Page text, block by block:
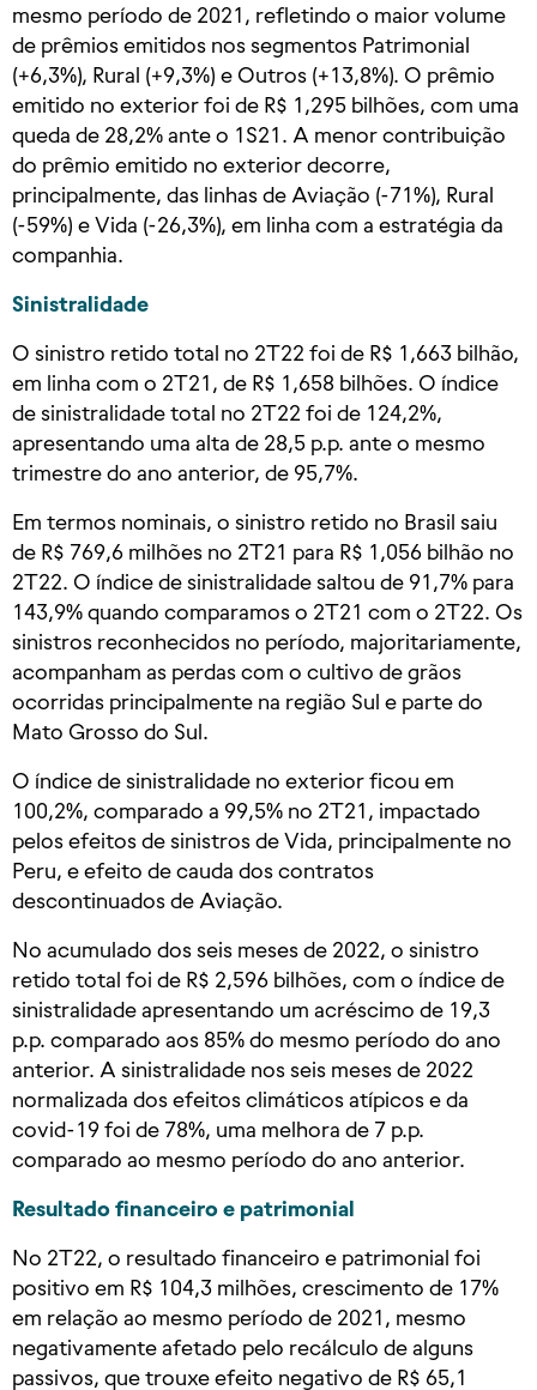
mesmo período de 2021, refletindo o maior volume
de prêmios emitidos nos segmentos Patrimonial
(+6,3%), Rural (+9,3%) e Outros (+13,8%). O prêmio
emitido no exterior foi de R$ 1,295 bilhões, com uma
queda de 28,2% ante o 1S21. A menor contribuição
do prêmio emitido no exterior decorre,
principalmente, das linhas de Aviação (-71%), Rural
(-59%) e Vida (-26,3%), em linha com a estratégia da
companhia.
Sinistralidade
O sinistro retido total no 2T22 foi de R$ 1,663 bilhão,
em linha com o 2T21, de R$ 1,658 bilhões. O índice
de sinistralidade total no 2T22 foi de 124,2%,
apresentando uma alta de 28,5 p.p. ante o mesmo
trimestre do ano anterior, de 95,7%.
Em termos nominais, o sinistro retido no Brasil saiu
de R$ 769,6 milhões no 2T21 para R$ 1,056 bilhão no
2T22. O índice de sinistralidade saltou de 91,7% para
143,9% quando comparamos o 2T21 com o 2T22. Os
sinistros reconhecidos no período, majoritariamente,
acompanham as perdas com o cultivo de grãos
ocorridas principalmente na região Sul e parte do
Mato Grosso do Sul.
O índice de sinistralidade no exterior ficou em
100,2%, comparado a 99,5% no 2T21, impactado
pelos efeitos de sinistros de Vida, principalmente no
Peru, e efeito de cauda dos contratos
descontinuados de Aviação.
No acumulado dos seis meses de 2022, o sinistro
retido total foi de R$ 2,596 bilhões, com o índice de
sinistralidade apresentando um acréscimo de 19,3
p.p. comparado aos 85% do mesmo período do ano
anterior. A sinistralidade nos seis meses de 2022
normalizada dos efeitos climáticos atípicos e da
covid-19 foi de 78%, uma melhora de 7 p.p.
comparado ao mesmo período do ano anterior.
Resultado financeiro e patrimonial
No 2T22, o resultado financeiro e patrimonial foi
positivo em R$ 104,3 milhões, crescimento de 17%
em relação ao mesmo período de 2021, mesmo
negativamente afetado pelo recálculo de alguns
passivos, que trouxe efeito negativo de R$ 65,1